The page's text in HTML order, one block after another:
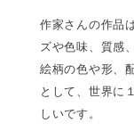
作家さんの作品
ズや色味、質感
絵柄の色や形、
として、世界に
しいです。